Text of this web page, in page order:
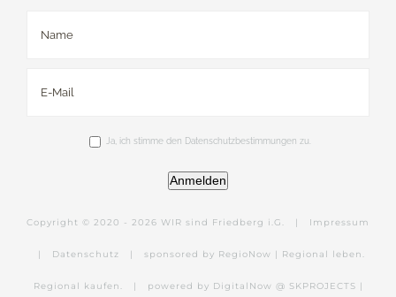
Ja, ich stimme den Datenschutzbestimmungen zu.
Anmelden
Copyright © 2020 - 2026 WIR sind Friedberg i.G. | Impressum
| Datenschutz | sponsored by RegioNow | Regional leben.
Regional kaufen. | powered by DigitalNow @ SKPROJECTS |